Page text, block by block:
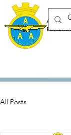
Fondata
All Posts